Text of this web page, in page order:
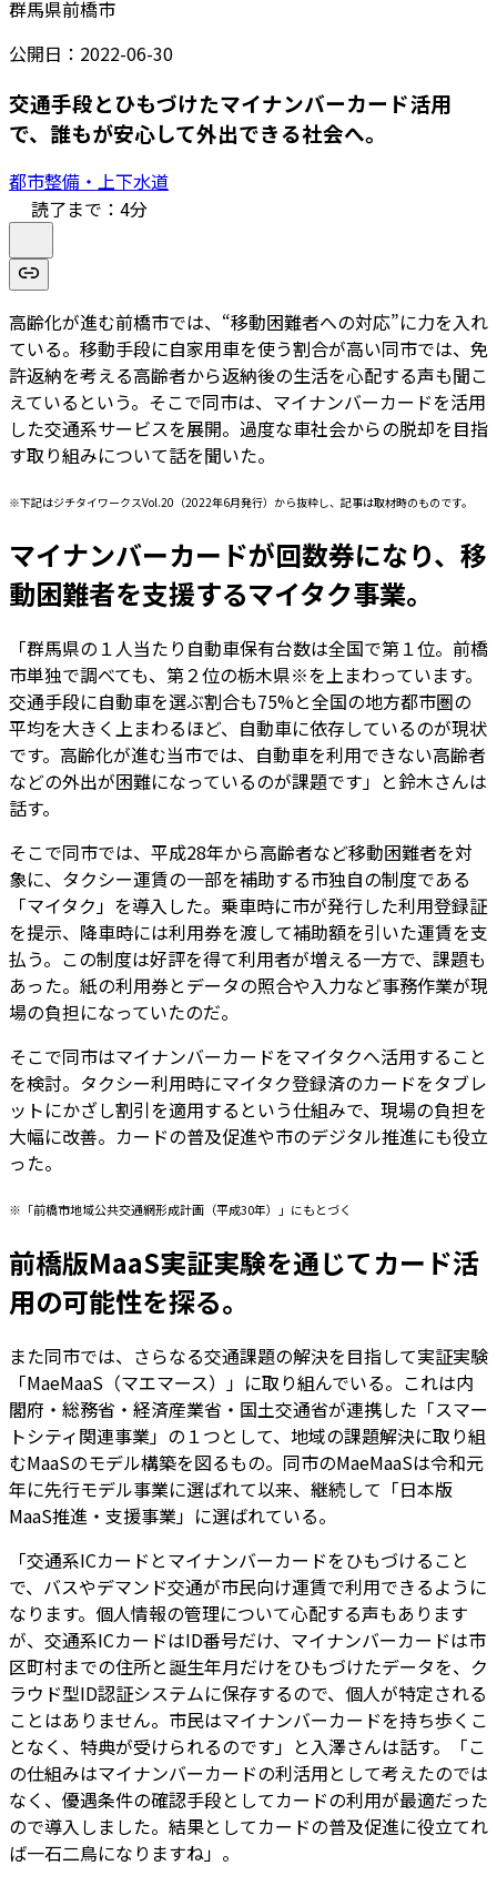
群馬県前橋市
公開日： 2022-06-30
交通手段とひもづけたマイナンバーカード活用
で、誰もが安心して外出できる社会へ。
都市整備・上下水道
読了まで： 4分
高齢化が進む前橋市では、“移動困難者への対応”に力を入れ
ている。移動手段に自家用車を使う割合が高い同市では、免
許返納を考える高齢者から返納後の生活を心配する声も聞こ
えているという。そこで同市は、マイナンバーカードを活用
した交通系サービスを展開。過度な車社会からの脱却を目指
す取り組みについて話を聞いた。
※下記はジチタイワークスVol.20（2022年6月発行）から抜粋し、記事は取材時のものです。
マイナンバーカードが回数券になり、移
動困難者を支援するマイタク事業。
「群馬県の１人当たり自動車保有台数は全国で第１位。前橋
市単独で調べても、第２位の栃木県※を上まわっています。
交通手段に自動車を選ぶ割合も75%と全国の地方都市圏の
平均を大きく上まわるほど、自動車に依存しているのが現状
です。高齢化が進む当市では、自動車を利用できない高齢者
などの外出が困難になっているのが課題です」と鈴木さんは
話す。
そこで同市では、平成28年から高齢者など移動困難者を対
象に、タクシー運賃の一部を補助する市独自の制度である
「マイタク」を導入した。乗車時に市が発行した利用登録証
を提示、降車時には利用券を渡して補助額を引いた運賃を支
払う。この制度は好評を得て利用者が増える一方で、課題も
あった。紙の利用券とデータの照合や入力など事務作業が現
場の負担になっていたのだ。
そこで同市はマイナンバーカードをマイタクへ活用すること
を検討。タクシー利用時にマイタク登録済のカードをタブレ
ットにかざし割引を適用するという仕組みで、現場の負担を
大幅に改善。カードの普及促進や市のデジタル推進にも役立
った。
※「前橋市地域公共交通網形成計画（平成30年）」にもとづく
前橋版MaaS実証実験を通じてカード活
用の可能性を探る。
また同市では、さらなる交通課題の解決を目指して実証実験
「MaeMaaS（マエマース）」に取り組んでいる。これは内
閣府・総務省・経済産業省・国土交通省が連携した「スマー
トシティ関連事業」の１つとして、地域の課題解決に取り組
むMaaSのモデル構築を図るもの。同市のMaeMaaSは令和元
年に先行モデル事業に選ばれて以来、継続して「日本版
MaaS推進・支援事業」に選ばれている。
「交通系ICカードとマイナンバーカードをひもづけること
で、バスやデマンド交通が市民向け運賃で利用できるように
なります。個人情報の管理について心配する声もあります
が、交通系ICカードはID番号だけ、マイナンバーカードは市
区町村までの住所と誕生年月だけをひもづけたデータを、ク
ラウド型ID認証システムに保存するので、個人が特定される
ことはありません。市民はマイナンバーカードを持ち歩くこ
となく、特典が受けられるのです」と入澤さんは話す。「こ
の仕組みはマイナンバーカードの利活用として考えたのでは
なく、優遇条件の確認手段としてカードの利用が最適だった
ので導入しました。結果としてカードの普及促進に役立てれ
ば一石二鳥になりますね」。